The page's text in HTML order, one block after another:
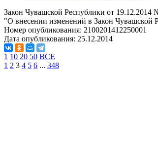
Закон Чувашской Республики от 19.12.2014
"О внесении изменений в Закон Чувашской
Номер опубликования: 2100201412250001
Дата опубликования: 25.12.2014
1 10 20 50 ВСЕ
1 2 3 4 5 6 ... 348